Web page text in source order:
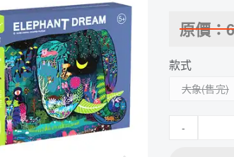
原價：
款式
大象
-